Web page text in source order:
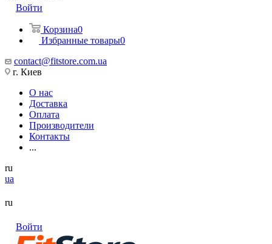
Войти
Корзина0
Избранные товары0
contact@fitstore.com.ua
г. Киев
О нас
Доставка
Оплата
Производители
Контакты
...
ru
ua
ru
Войти